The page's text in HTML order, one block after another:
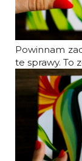
Powinnam
te sprawy. To